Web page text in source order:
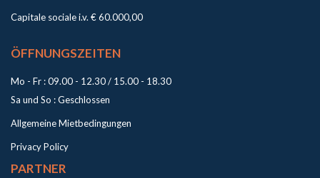
Capitale sociale i.v. € 60.000,00
ÖFFNUNGSZEITEN
Mo - Fr : 09.00 - 12.30 / 15.00 - 18.30
Sa und So : Geschlossen
Allgemeine Mietbedingungen
Privacy Policy
PARTNER